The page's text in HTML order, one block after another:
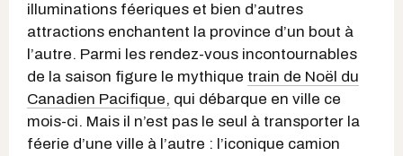
illuminations féeriques et bien d’autres
attractions enchantent la province d’un bout à
l’autre. Parmi les rendez-vous incontournables
de la saison figure le mythique train de Noël du
Canadien Pacifique, qui débarque en ville ce
mois-ci. Mais il n’est pas le seul à transporter la
féerie d’une ville à l’autre : l’iconique camion